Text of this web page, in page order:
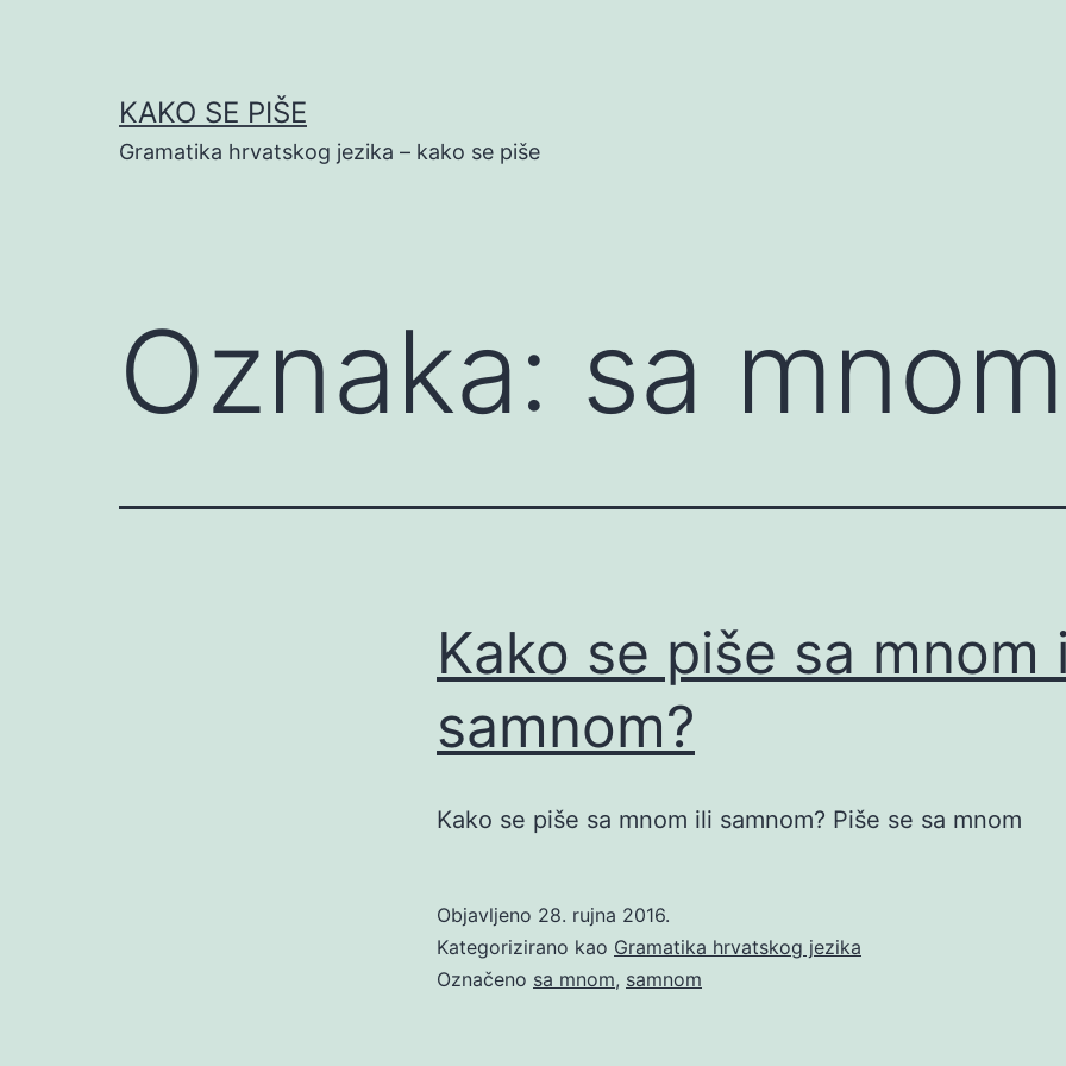
KAKO SE PIŠE
Gramatika hrvatskog jezika – kako se piše
Oznaka: sa mnom
Kako se piše sa mnom
samnom?
Kako se piše sa mnom ili samnom? Piše se sa mnom
Objavljeno 28. rujna 2016.
Kategorizirano kao Gramatika hrvatskog jezika
Označeno sa mnom, samnom